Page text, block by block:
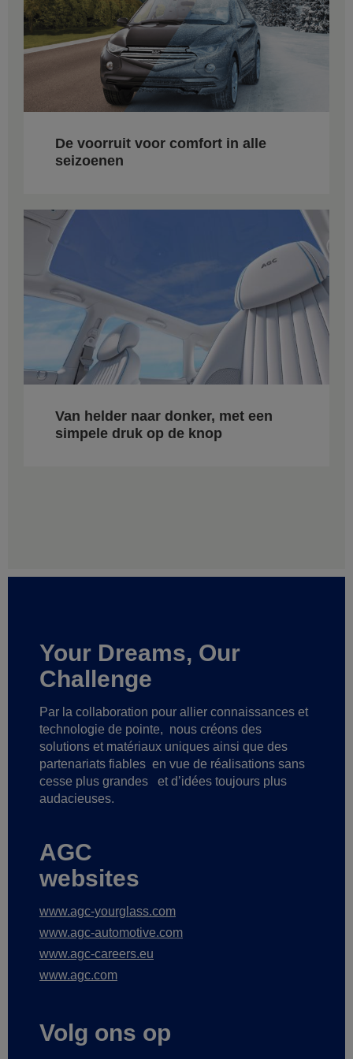
De voorruit voor comfort in alle
seizoenen
Van helder naar donker, met een
simpele druk op de knop
Your Dreams, Our
Challenge
Par la collaboration pour allier connaissances et
technologie de pointe, nous créons des
solutions et matériaux uniques ainsi que des
partenariats fiables en vue de réalisations sans
cesse plus grandes
et d’idées toujours plus
audacieuses.
AGC
websites
www.agc-yourglass.com
www.agc-automotive.com
www.agc-careers.eu
www.agc.com
Volg ons op